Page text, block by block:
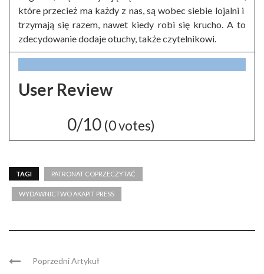
które przecież ma każdy z nas, są wobec siebie lojalni i
trzymają się razem, nawet kiedy robi się krucho. A to
zdecydowanie dodaje otuchy, także czytelnikowi.
User Review
0/10 (0votes)
TAGI PATRONAT COPRZECZYTAĆ
WYDAWNICTWO AKAPIT PRESS
Poprzedni Artykuł